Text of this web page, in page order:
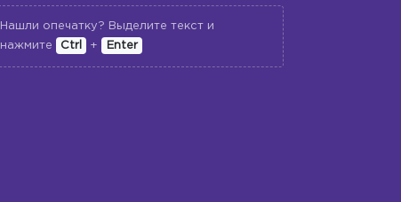
Нашли опечатку? Выделите текст и
нажмите
Ctrl + Enter